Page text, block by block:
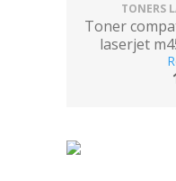
TONERS
Toner
laserjet